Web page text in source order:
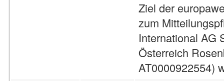
Ziel der
zum
International AG
Österreich
AT0000922554)